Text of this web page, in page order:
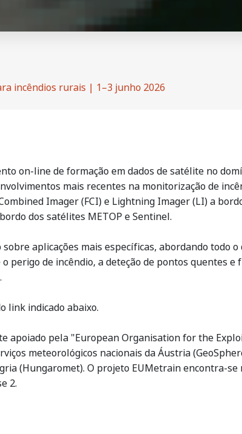
incêndios rurais | 1–3 junho 2026
on-line de formação em dados de satélite no
mais recentes na monitorização de
Imager (FCI) e Lightning Imager (LI) a
dos satélites METOP e Sentinel.
aplicações mais específicas, abordando todo o
perigo de incêndio, a deteção de pontos quentes e
link indicado abaixo.
apoiado pela "European Organisation for the
meteorológicos nacionais da Áustria
(Hungaromet). O projeto EUMetrain encontra-se
2.